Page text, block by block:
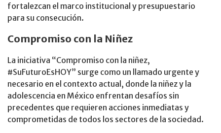
fortalezcan el marco institucional y presupuestario
para su consecución.
Compromiso con la Niñez
La iniciativa “Compromiso con la niñez,
#SuFuturoEsHOY” surge como un llamado urgente y
necesario en el contexto actual, donde la niñez y la
adolescencia en México enfrentan desafíos sin
precedentes que requieren acciones inmediatas y
comprometidas de todos los sectores de la sociedad.